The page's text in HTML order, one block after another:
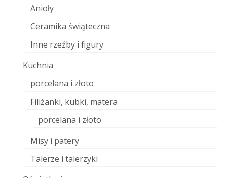
Anioły
Ceramika świąteczna
Inne rzeźby i figury
Kuchnia
porcelana i złoto
Filiżanki, kubki, matera
porcelana i złoto
Misy i patery
Talerze i talerzyki